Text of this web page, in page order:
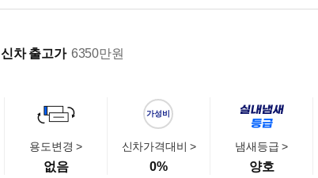
신차 출고가 6350만원
용도변경 >
없음
가성비
신차가격대비 >
0%
냄새등급 >
양호